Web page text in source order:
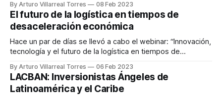
necesidades digitales de la empresa. Así como apoyo para
continuar con el desarrollo de la etapa en la que se
encuentran en este momento. La iniciativa
By Arturo Villarreal Torres 08 Feb 2023
El futuro de la logística en tiempos de
desaceleración económica
Hace un par de días se llevó a cabo el webinar: “Innovación,
tecnología y el futuro de la logística en tiempos de
este se presentaron algunos de los temas más relevantes
en el sector transporte para los próximos años. Durante el
evento participaron Pedro
By Arturo Villarreal Torres 06 Feb 2023
LACBAN: Inversionistas Ángeles de
Latinoamérica y el Caribe